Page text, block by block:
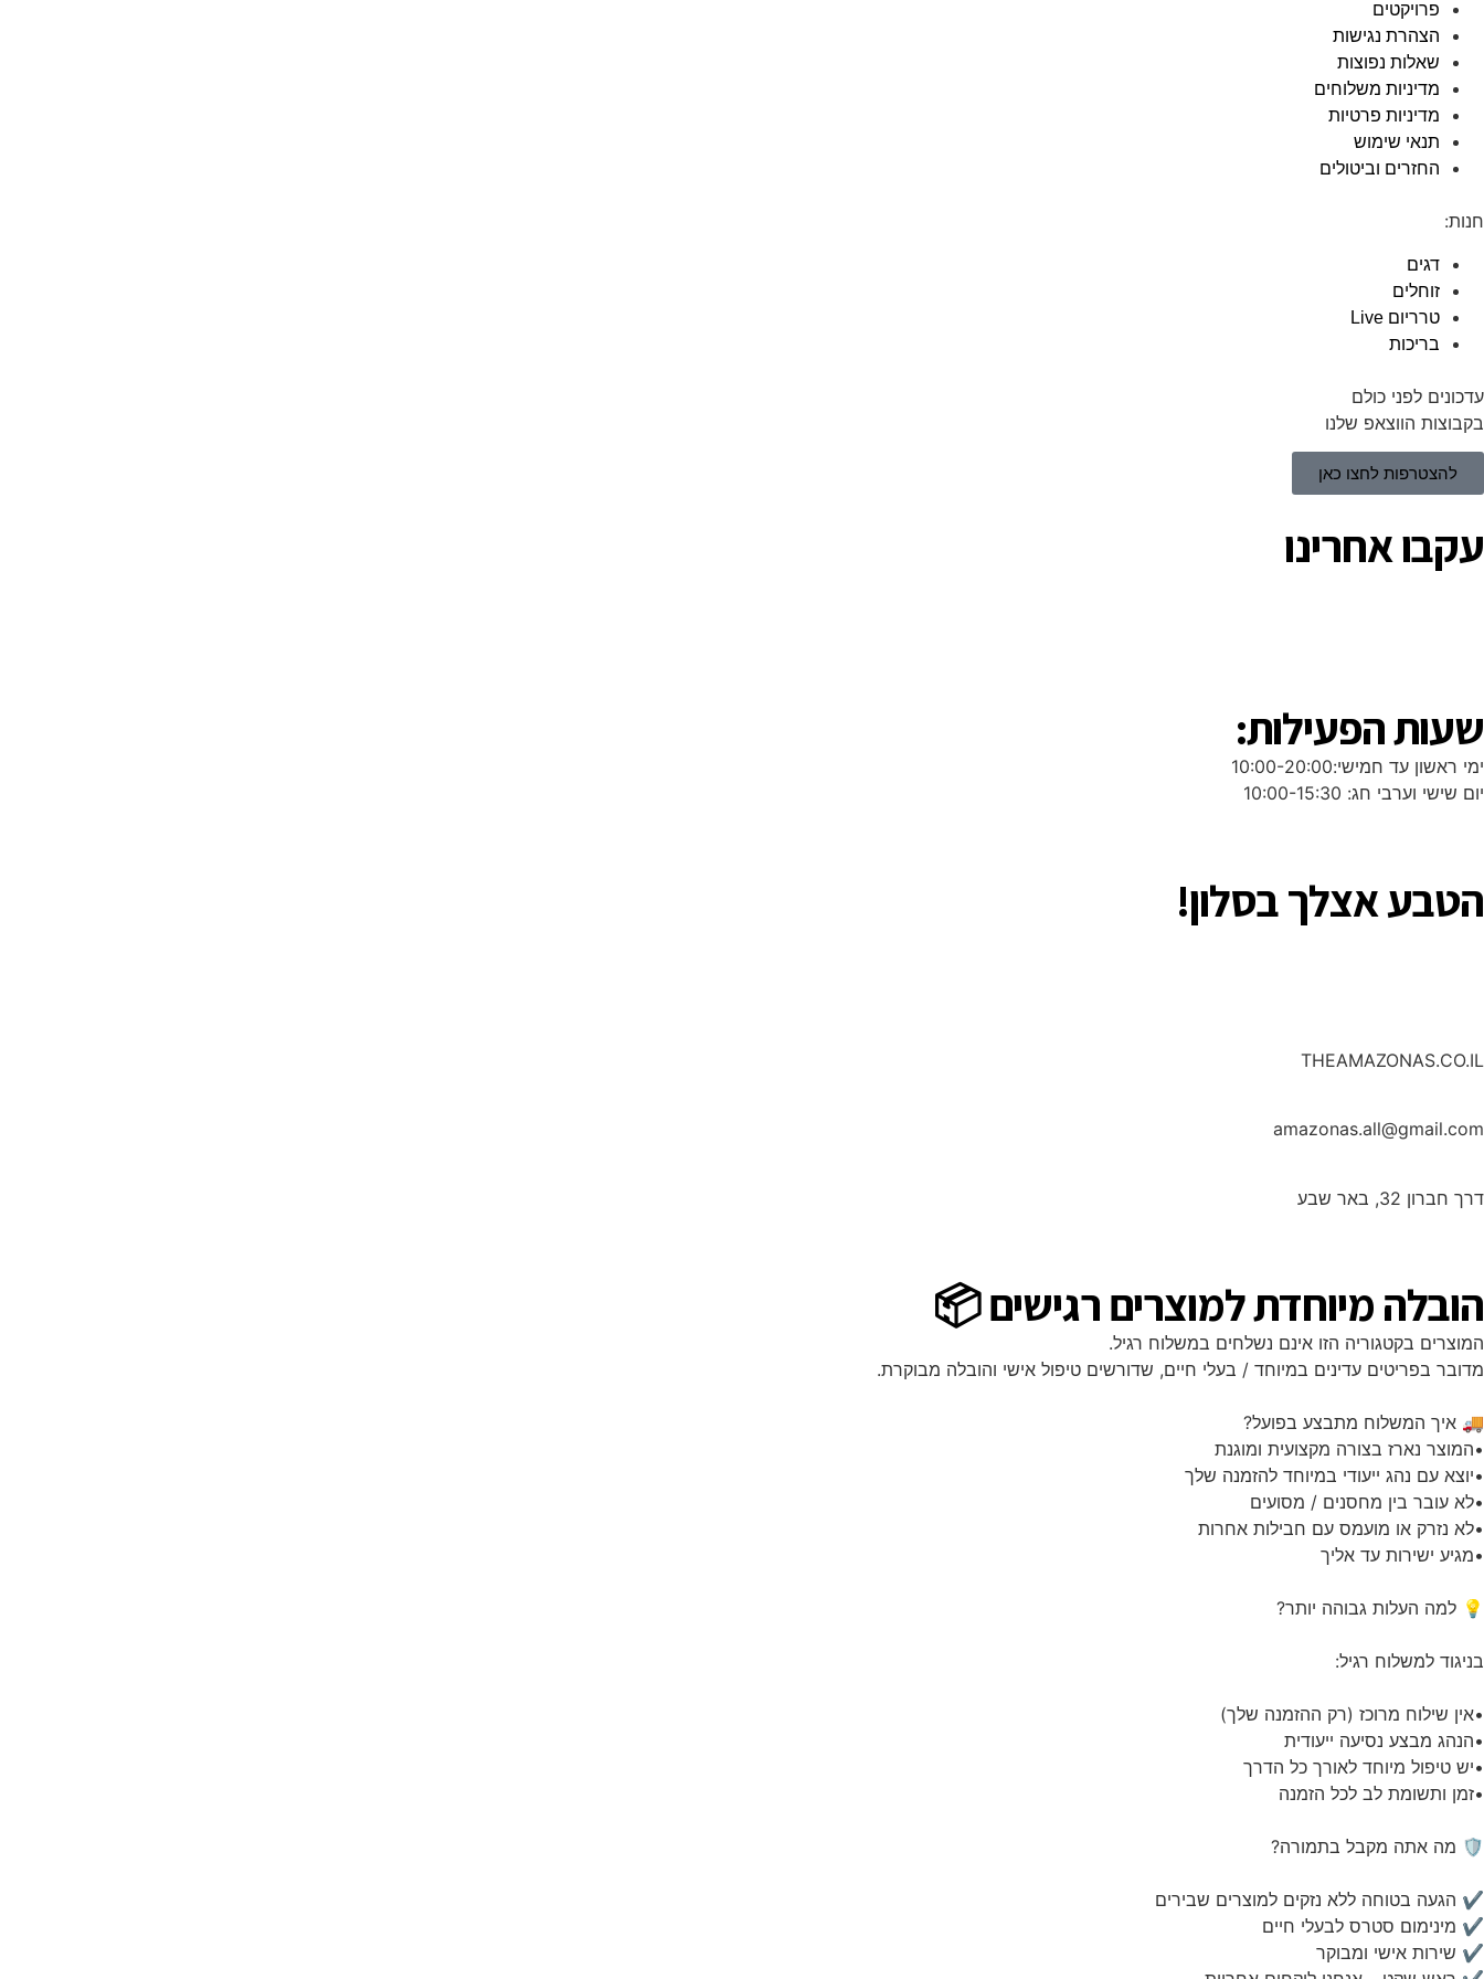
פרויקטים
הצהרת נגישות
שאלות נפוצות
מדיניות משלוחים
מדיניות פרטיות
תנאי שימוש
החזרים וביטולים
חנות:
דגים
זוחלים
טרריום Live
בריכות
עדכונים לפני כולם
בקבוצות הווצאפ שלנו
להצטרפות לחצו כאן
עקבו אחרינו
שעות הפעילות:
ימי ראשון עד חמישי:10:00-20:00
יום שישי וערבי חג: 10:00-15:30
הטבע אצלך בסלון!
THEAMAZONAS.CO.IL
amazonas.all@gmail.com
דרך חברון 32, באר שבע
הובלה מיוחדת למוצרים רגישים 📦
המוצרים בקטגוריה הזו אינם נשלחים במשלוח רגיל.
מדובר בפריטים עדינים במיוחד / בעלי חיים, שדורשים טיפול אישי והובלה מבוקרת.
🚚 איך המשלוח מתבצע בפועל?
•המוצר נארז בצורה מקצועית ומוגנת
•יוצא עם נהג ייעודי במיוחד להזמנה שלך
•לא עובר בין מחסנים / מסועים
•לא נזרק או מועמס עם חבילות אחרות
•מגיע ישירות עד אליך
💡 למה העלות גבוהה יותר?
בניגוד למשלוח רגיל:
•אין שילוח מרוכז (רק ההזמנה שלך)
•הנהג מבצע נסיעה ייעודית
•יש טיפול מיוחד לאורך כל הדרך
•זמן ותשומת לב לכל הזמנה
🛡️ מה אתה מקבל בתמורה?
✔ הגעה בטוחה ללא נזקים למוצרים שבירים
✔ מינימום סטרס לבעלי חיים
✔ שירות אישי ומבוקר